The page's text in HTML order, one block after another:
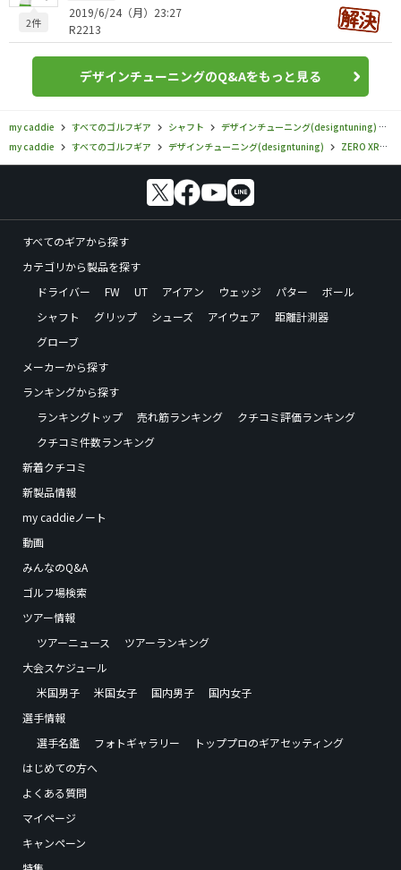
2件
2019/6/24（月）23:27
R2213
デザインチューニングのQ&Aをもっと見る
my caddie すべてのゴルフギア シャフト デザインチューニング(designtuning)
my caddie
すべてのゴルフギア デザインチューニング(designtuning) ZERO XROSS
すべてのギアから探す
カテゴリから製品を探す
ドライバー
FW UT アイアン ウェッジ パター
ボール
シャフト
グリップ シューズ アイウェア
距離計測器
グローブ
メーカーから探す
ランキングから探す
ランキングトップ
売れ筋ランキング
クチコミ評価ランキング
クチコミ件数ランキング
新着クチコミ
新製品情報
my caddieノート
動画
みんなのQ&A
ゴルフ場検索
ツアー情報
ツアーニュース
ツアーランキング
大会スケジュール
米国男子
米国女子 国内男子
国内女子
選手情報
選手名鑑
フォトギャラリー
トッププロのギアセッティング
はじめての方へ
よくある質問
マイページ
キャンペーン